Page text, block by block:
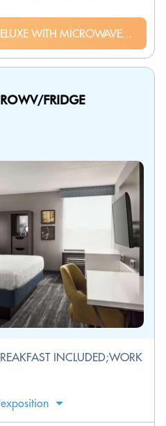
WITH MICROWAVE...
FRIDGE
INCLUDED;WORK